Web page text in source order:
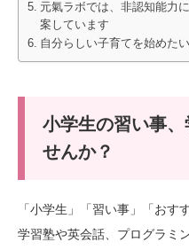
元氣ラボでは、非認知能力
案しています
自分らしい子育てを始めた
小学生の習い事
せんか？
「小学生」「習い事」「おす
学習塾や英会話、プログラミ